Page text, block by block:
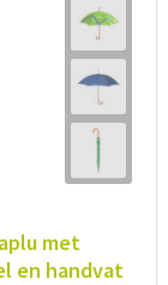
met
en handvat